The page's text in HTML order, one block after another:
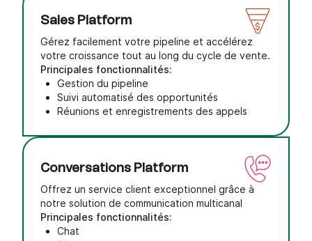
Sales Platform
Gérez facilement votre pipeline et accélérez
votre croissance tout au long du cycle de vente.
Principales fonctionnalités:
Gestion du pipeline
Suivi automatisé des opportunités
Réunions et enregistrements des appels
Conversations Platform
Offrez un service client exceptionnel grâce à
notre solution de communication multicanal
Principales fonctionnalités:
Chat